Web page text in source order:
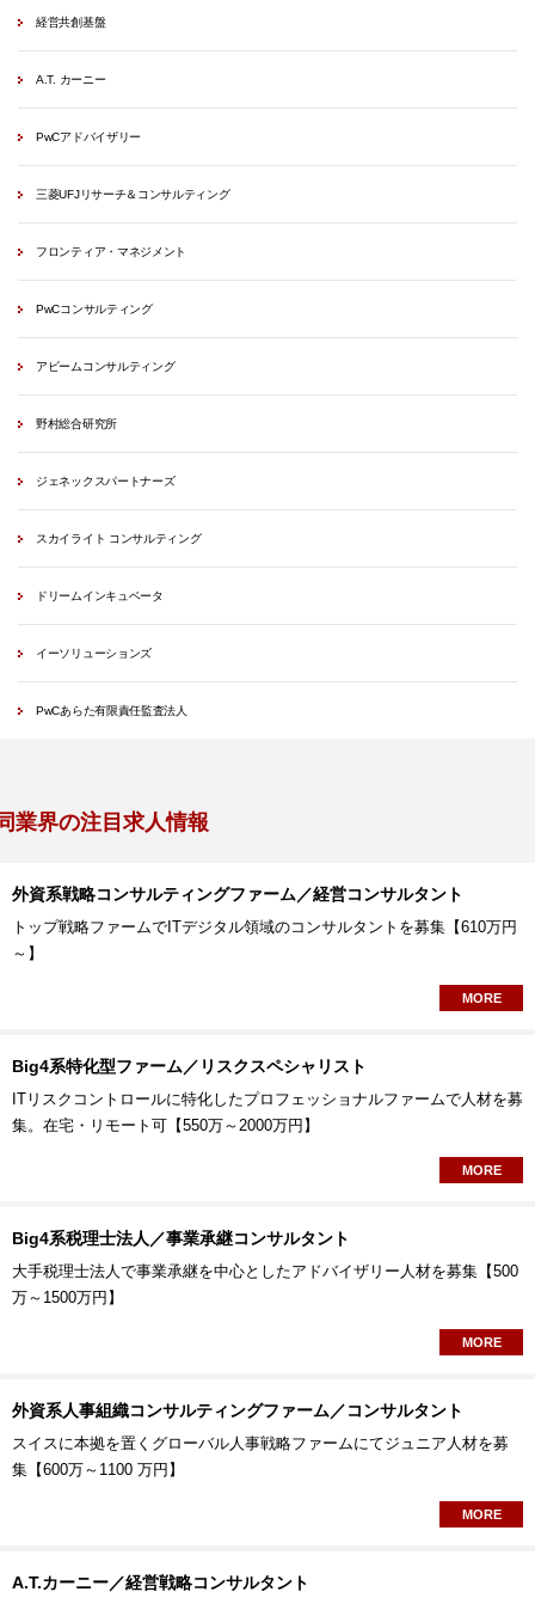
経営共創基盤
A.T. カーニー
PwCアドバイザリー
三菱UFJリサーチ＆コンサルティング
フロンティア・マネジメント
PwCコンサルティング
アビームコンサルティング
野村総合研究所
ジェネックスパートナーズ
スカイライト コンサルティング
ドリームインキュベータ
イーソリューションズ
PwCあらた有限責任監査法人
業界の注目求人情報
外資系戦略コンサルティングファーム／経営コンサルタント
トップ戦略ファームでITデジタル領域のコンサルタントを募集【610万円
～】
MORE
Big4系特化型ファーム／リスクスペシャリスト
ITリスクコントロールに特化したプロフェッショナルファームで人材を募
集。在宅・リモート可【550万～2000万円】
MORE
Big4系税理士法人／事業承継コンサルタント
大手税理士法人で事業承継を中心としたアドバイザリー人材を募集【500
万～1500万円】
MORE
外資系人事組織コンサルティングファーム／コンサルタント
スイスに本拠を置くグローバル人事戦略ファームにてジュニア人材を募
集【600万～1100 万円】
MORE
A.T.カーニー／経営戦略コンサルタント